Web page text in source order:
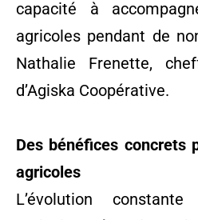
capacité à
agricoles pendant de
Nathalie Frenette,
d’Agiska Coopérative.
Des bénéfices concrets
agricoles
L’évolution